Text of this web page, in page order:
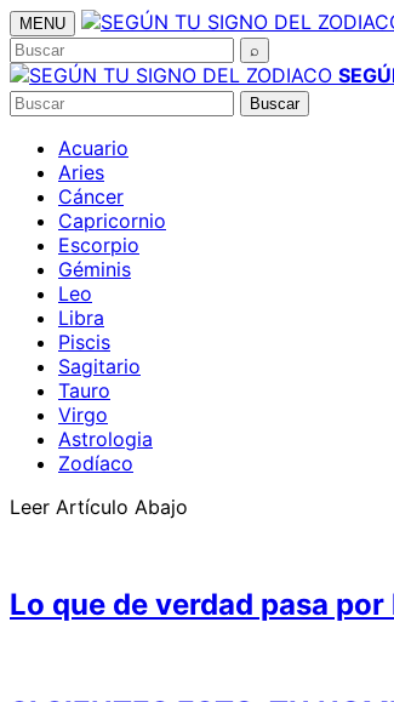
Saltar
al
contenido
MENU
Buscar
⌕
Buscar Buscar
Acuario
Aries
Cáncer
Capricornio
Escorpio
Géminis
Leo
Libra
Piscis
Sagitario
Tauro
Virgo
Astrologia
Zodíaco
Leer Artículo Abajo
Lo que de verdad pasa